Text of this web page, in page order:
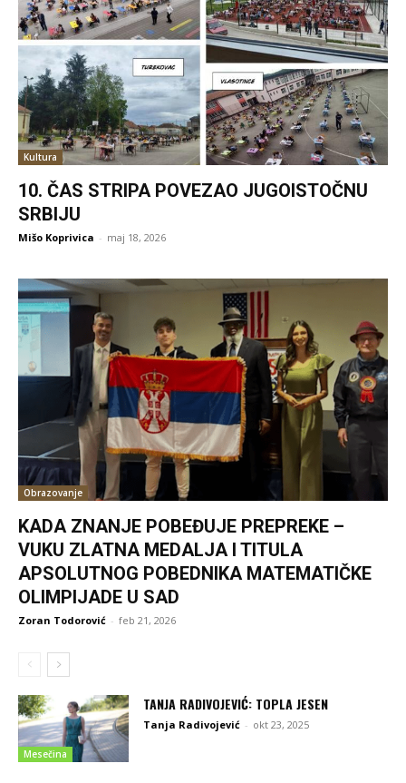
Kultura
10. ČAS STRIPA POVEZAO JUGOISTOČNU
SRBIJU
Mišo Koprivica - maj 18, 2026
Obrazovanje
KADA ZNANJE POBEĐUJE PREPREKE –
VUKU ZLATNA MEDALJA I TITULA
APSOLUTNOG POBEDNIKA MATEMATIČKE
OLIMPIJADE U SAD
Zoran Todorović - feb 21, 2026
Mesečina
TANJA RADIVOJEVIĆ: TOPLA JESEN
Tanja Radivojević - okt 23, 2025